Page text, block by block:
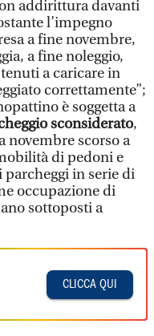
addirittura davanti
l’impegno
a fine novembre,
a fine noleggio,
a caricare in
correttamente”;
è soggetta a
sconsiderato,
novembre scorso a
di pedoni e
in serie di
occupazione di
sottoposti a
CLICCA QUI